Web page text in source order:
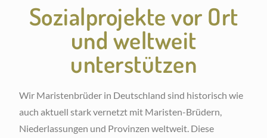
Sozialprojekte vor Ort
und weltweit
unterstützen
Wir Maristenbrüder in Deutschland sind historisch wie
auch aktuell stark vernetzt mit Maristen-Brüdern,
Niederlassungen und Provinzen weltweit. Diese